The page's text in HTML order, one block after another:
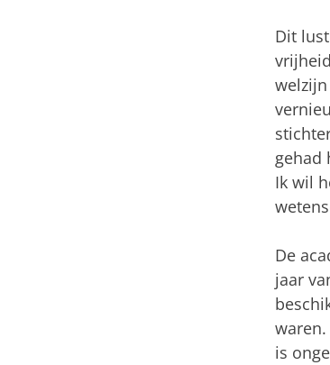
Dit
gehad
Ik wil
De
jaar
is